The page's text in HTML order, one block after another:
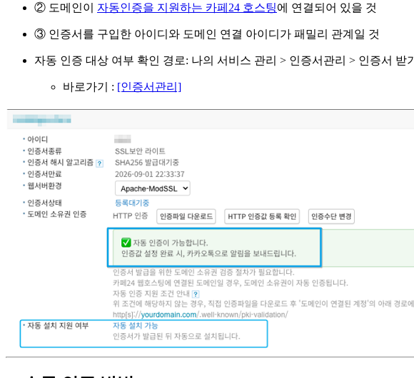
② 도메인이 자동인증을 지원하는 카페24 호스팅에 연결되어 있을 것
③ 인증서를 구입한 아이디와 도메인 연결 아이디가 패밀리 관계일 것
자동 인증 대상 여부 확인 경로: 나의 서비스 관리 > 인증서관리 > 인증서 받기
바로가기 : [인증서관리]